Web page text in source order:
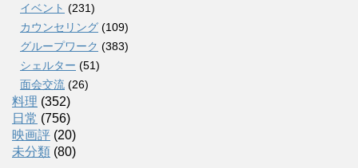
イベント (231)
カウンセリング (109)
グループワーク (383)
シェルター (51)
面会交流 (26)
料理 (352)
日常 (756)
映画評 (20)
未分類 (80)